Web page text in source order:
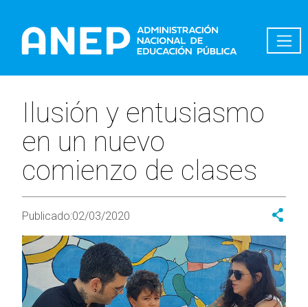
Ilusión y entusiasmo
en un nuevo
comienzo de clases
Publicado:02/03/2020